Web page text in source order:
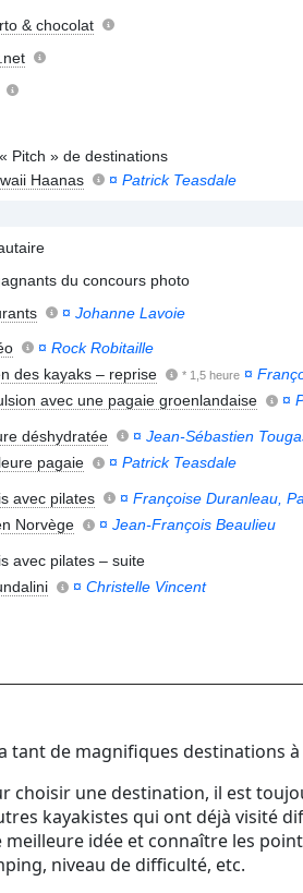
& chocolat
Pitch » de destinations
Haanas ¤ Patrick Teasdale
du concours photo
¤ Johanne Lavoie
¤ Rock Robitaille
des kayaks – reprise * 1,5 heure ¤
avec une pagaie groenlandaise ¤
déshydratée ¤ Jean-Sébastien
pagaie ¤ Patrick Teasdale
avec pilates ¤ Françoise Duranleau,
Norvège ¤ Jean-François Beaulieu
avec pilates – suite
¤ Christelle Vincent
tant de magnifiques destinations
choisir une destination, il est
kayakistes qui ont déjà visité
meilleure idée et connaître les
niveau de difficulté, etc.